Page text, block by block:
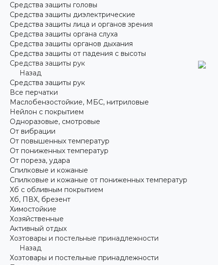
Средства защиты головы
Средства защиты диэлектрические
Средства защиты лица и органов зрения
Средства защиты органа слуха
Средства защиты органов дыхания
Средства защиты от падения с высоты
Средства защиты рук
Назад
Средства защиты рук
Все перчатки
Маслобензостойкие, МБС, нитриловые
Нейлон с покрытием
Одноразовые, смотровые
От вибрации
От повышенных температур
От пониженных температур
От пореза, удара
Спилковые и кожаные
Спилковые и кожаные от пониженных температур
Хб с обливным покрытием
Хб, ПВХ, брезент
Химостойкие
Хозяйственные
Активный отдых
Хозтовары и постельные принадлежности
Назад
Хозтовары и постельные принадлежности